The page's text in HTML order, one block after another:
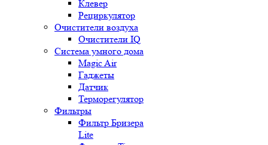
Клевер
Рециркулятор
Очистители воздуха
Очистители IQ
Система умного дома
Magic Air
Гаджеты
Датчик
Терморегулятор
Фильтры
Фильтр Бризера
Lite